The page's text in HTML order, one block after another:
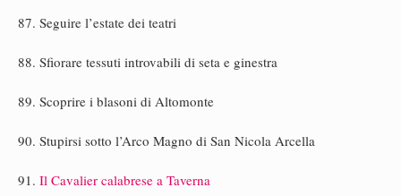
87. Seguire l’estate dei teatri
88. Sfiorare tessuti introvabili di seta e ginestra
89. Scoprire i blasoni di Altomonte
90. Stupirsi sotto l’Arco Magno di San Nicola Arcella
91. Il Cavalier calabrese a Taverna